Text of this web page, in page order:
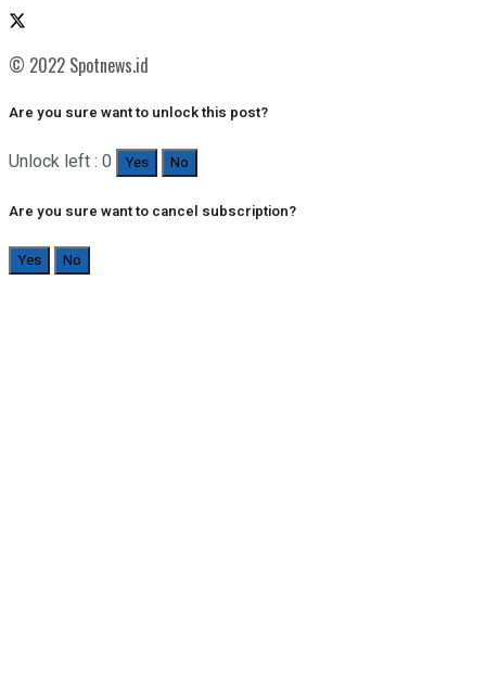
© 2022 Spotnews.id
Are you sure want to unlock this post?
Unlock left : 0 Yes No
Are you sure want to cancel subscription?
Yes No